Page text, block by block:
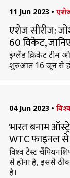
11 Jun 2023 •
एशेज सीरीज:
60 विकेट,
इंग्लैंड क्रिकेट टीम
शुरुआत 16 जून से
04 Jun 2023 •
भारत बनाम
WTC फाइनल
विश्व टेस्ट
से होना है, इससे
है।